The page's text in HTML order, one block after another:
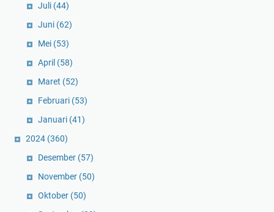
Juli (44)
Juni (62)
Mei (53)
April (58)
Maret (52)
Februari (53)
Januari (41)
2024 (360)
Desember (57)
November (50)
Oktober (50)